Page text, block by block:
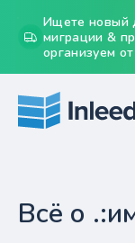
Ищете новый
миграции &
организуем
Всё о